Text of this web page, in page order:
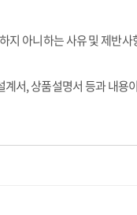
지 아니하는 사유 및 제반
서, 상품설명서 등과 내용